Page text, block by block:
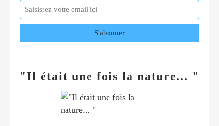
"Il était une fois la nature... "